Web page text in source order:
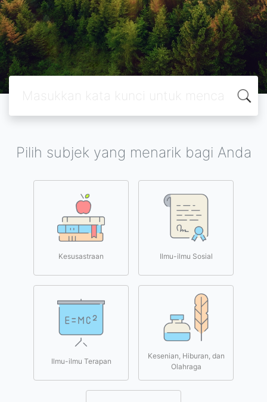
Pilih subjek yang menarik bagi Anda
Kesusastraan Ilmu-ilmu Sosial
Ilmu-ilmu Terapan
Kesenian, Hiburan, dan
Olahraga